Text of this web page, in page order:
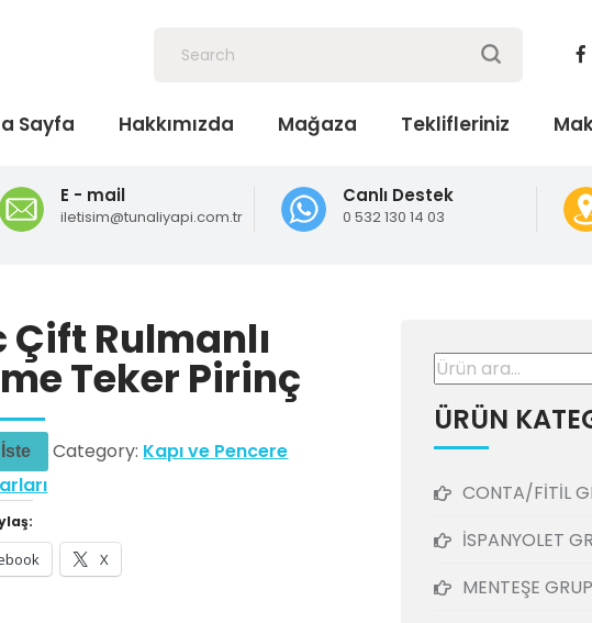
Sayfa Hakkımızda Mağaza Teklifleriniz
E - mail
iletisim@tunaliyapi.com.tr
Canlı Destek
0 532 130 14 03
Çift Rulmanlı
Teker Pirinç
Category: Kapı ve Pencere
X
Ara
ÜRÜN
CONTA/FİTİL
İSPANYOLET
MENTEŞE